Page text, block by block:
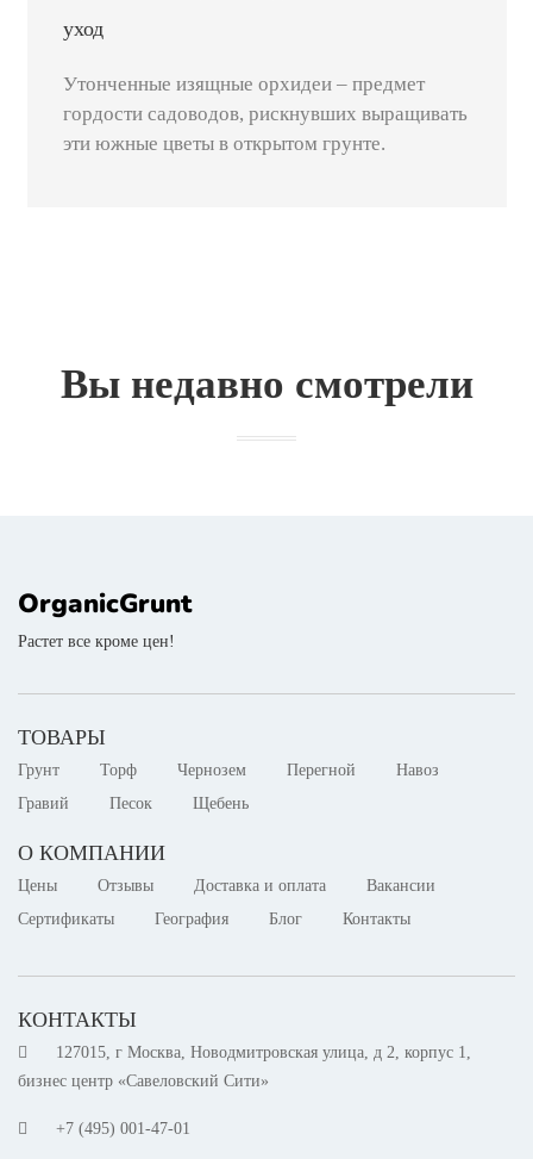
уход
Утонченные изящные орхидеи – предмет
гордости садоводов, рискнувших выращивать
эти южные цветы в открытом грунте.
Вы недавно смотрели
OrganicGrunt
Растет все кроме цен!
ТОВАРЫ
Грунт Торф Чернозем Перегной
Навоз
Гравий
Песок Щебень
О КОМПАНИИ
Цены Отзывы Доставка и оплата
Вакансии
Сертификаты
География Блог Контакты
КОНТАКТЫ
127015, г Москва, Новодмитровская улица, д 2, корпус 1,
бизнес центр «Савеловский Сити»
+7 (495) 001-47-01